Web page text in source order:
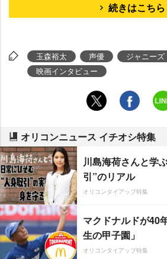
続きはこちら
玉森裕太 声優 ジャニーズ
映画インタビュー
オリコンニュース イチオシ特集
川島海荷さんと学
引”のリアル
オリコンタイアップ特集
マクドナルドが40
生の甲子園」
オリコンタイアップ特集